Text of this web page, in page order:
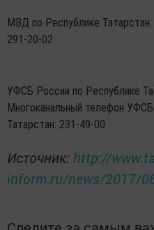
МВД по Республике
291-20-02
УФСБ России по Республике
Многоканальный телефон
Татарстан: 231-49-00.
Источник: http://
inform.ru/news/2017/